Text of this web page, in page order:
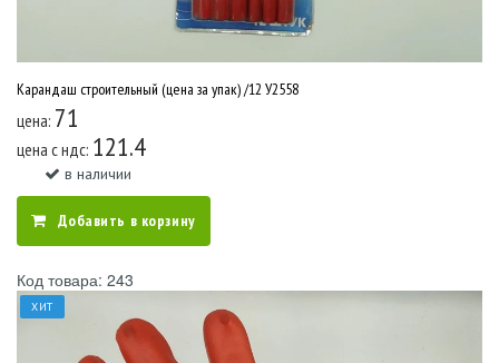
Карандаш строительный (цена за упак) /12 У2558
цена: 71
цена c ндс: 121.4
в наличии
Добавить в корзину
Код товара: 243
ХИТ